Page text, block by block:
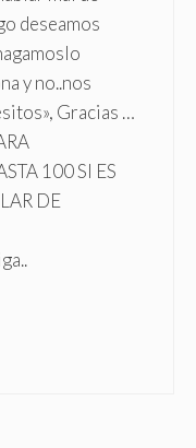
deseamos
y no..nos
Gracias …
100 SI ES
DE